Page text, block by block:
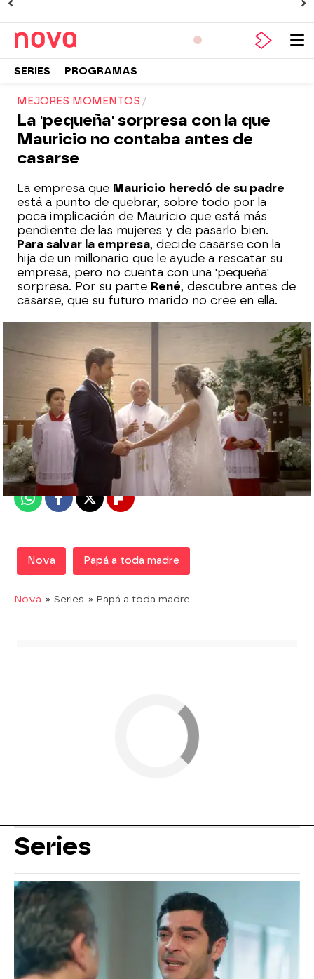
SERIES PROGRAMAS
MEJORES MOMENTOS
La 'pequeña' sorpresa con la que
Mauricio no contaba antes de
casarse
La empresa que Mauricio heredó de su padre
está a punto de quebrar, sobre todo por la
poca implicación de Mauricio que está más
pendiente de las mujeres y de pasarlo bien.
Para salvar la empresa, decide casarse con la
hija de un millonario que le ayude a rescatar su
empresa, pero no cuenta con una 'pequeña'
sorpresa. Por su parte René, descubre antes de
casarse, que su futuro marido no cree en ella.
Nova
Madrid
Publicado: 14 de mayo de 2018, 19:01
WhatsappFacebook
X Flipboard
Nova Papá a toda madre
Nova » Series » Papá a toda madre
Series